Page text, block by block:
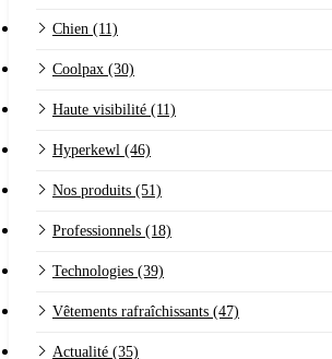
Chien (11)
Coolpax (30)
Haute visibilité (11)
Hyperkewl (46)
Nos produits (51)
Professionnels (18)
Technologies (39)
Vêtements rafraîchissants (47)
Actualité (35)